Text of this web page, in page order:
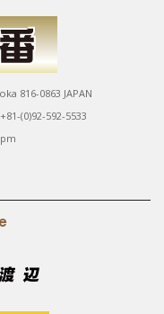
816-0863 JAPAN
(0)92-592-5533